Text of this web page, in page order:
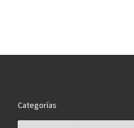
Categorías